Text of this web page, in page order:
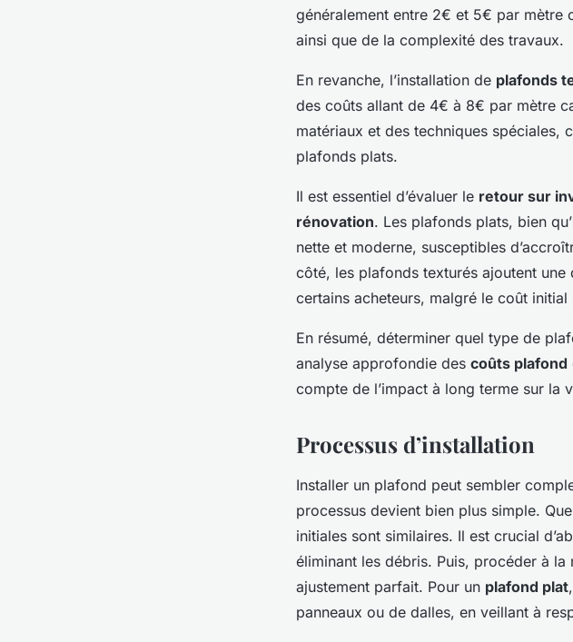
généralement entre 2€ et 5€ par mètre
ainsi que de la complexité des travaux.
En revanche, l’installation de plafonds
des coûts allant de 4€ à 8€ par mètre
matériaux et des techniques spéciales,
plafonds plats.
Il est essentiel d’évaluer le retour sur
rénovation. Les plafonds plats, bien
nette et moderne, susceptibles
côté, les plafonds texturés ajoutent
certains acheteurs, malgré le coût initial
En résumé, déterminer quel type de
analyse approfondie des coûts plafond
compte de l’impact à long terme sur la
Processus d’installation
Installer un plafond peut sembler
processus devient bien plus simple.
initiales sont similaires. Il est crucial
éliminant les débris. Puis, procéder à
ajustement parfait. Pour un plafond plat
panneaux ou de dalles, en veillant à